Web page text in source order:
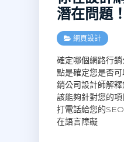
潛在問題！
網頁設計
確定哪個網路行
點是確定您是否
銷公司設計師解
該能夠針對您的
打電話給您的
在語言障礙